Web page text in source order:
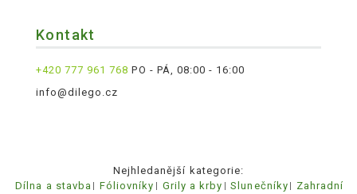
Kontakt
+420 777 961 768 PO - PÁ, 08:00 - 16:00
info@dilego.cz
Nejhledanější kategorie:
Dílna a stavba
Fóliovníky Grily a krby Slunečníky Zahradní